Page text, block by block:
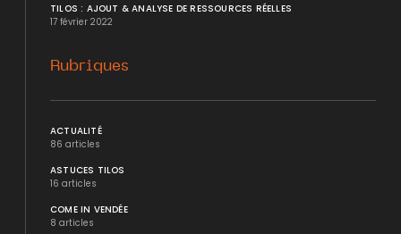
TILOS : AJOUT & ANALYSE DE RESSOURCES RÉELLES
17 février 2022
Rubriques
ACTUALITÉ
86 articles
ASTUCES TILOS
16 articles
COME IN VENDÉE
8 articles